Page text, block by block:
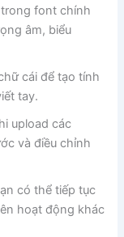
font chính
âm, biểu
cái để tạo tính
tay.
upload các
và điều chỉnh
có thể tiếp tục
hoạt động khác